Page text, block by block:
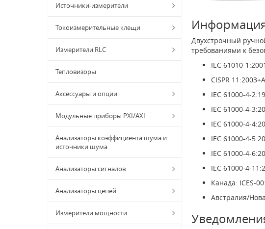
Источники-измерители
Токоизмерительные клещи
Измерители RLC
Тепловизоры
Аксессуары и опции
Модульные приборы PXI/AXI
Анализаторы коэффициента шума и
источники шума
Анализаторы сигналов
Анализаторы цепей
Измерители мощности
Двухстрочный
требованиями к
IEC 61010-
CISPR
IEC 61000-4-
IEC 61000-4-
IEC 61000-4-
IEC 61000-4-
IEC 61000-4-
IEC 61000-4-
Канада: ICES-
Австралия/